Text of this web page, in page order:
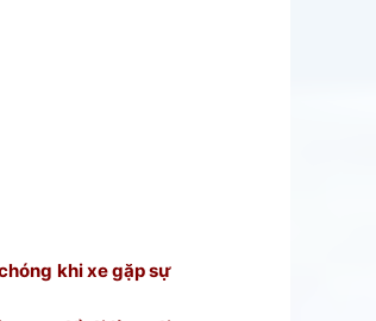
khi xe gặp sự